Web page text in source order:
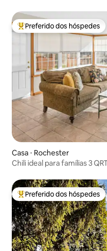
Entre os melhores
Preferido dos hóspedes
Casa ⋅ Rochester
Chili ideal para famílias 3
Entre os melhores
Preferido dos hóspedes